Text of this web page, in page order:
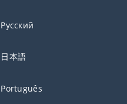
Русский
日本語
Português